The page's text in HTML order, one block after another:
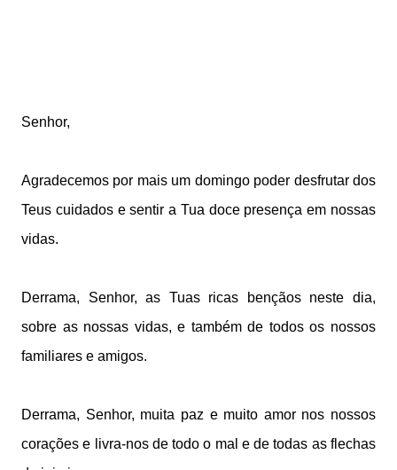
Senhor,
Agradecemos por mais um domingo poder desfrutar dos
Teus cuidados e sentir a Tua doce presença em nossas
vidas.
Derrama, Senhor, as Tuas ricas bençãos neste dia,
sobre as nossas vidas, e também de todos os nossos
familiares e amigos.
Derrama, Senhor, muita paz e muito amor nos nossos
corações e livra-nos de todo o mal e de todas as flechas